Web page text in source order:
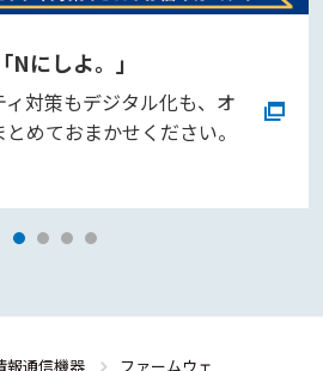
にしよ。」
対策もデジタル化も、オ
めておまかせください。
報通信機器 ファームウェ